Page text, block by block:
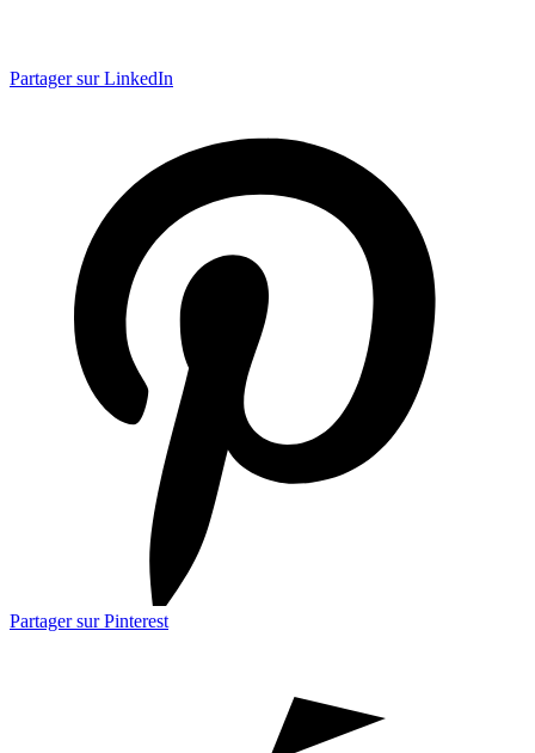
Partager sur LinkedIn
Partager sur Pinterest